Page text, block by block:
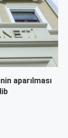
aparılması